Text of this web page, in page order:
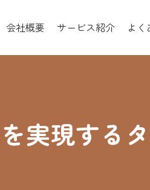
会社概要 サービス紹介 よ
実現する